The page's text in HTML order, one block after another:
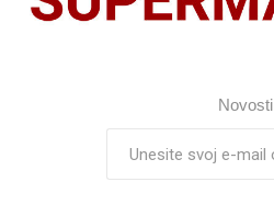
Novosti